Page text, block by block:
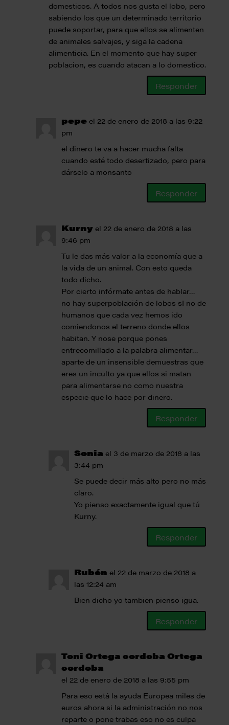
domesticos. A todos nos gusta el lobo, pero
sabiendo los que un determinado territorio
puede soportar, para que ellos se alimenten
de animales salvajes, y siga la cadena
alimenticia. En el momento que hay super
poblacion, es cuando atacan a lo domestico.
Responder
pepe el 22 de enero de 2018 a las 9:22
pm
el dinero te va a hacer mucha falta
cuando esté todo desertizado, pero para
dárselo a monsanto
Responder
Kurny el 22 de enero de 2018 a las
9:46 pm
Tu le das más valor a la economía que a
la vida de un animal. Con esto queda
todo dicho.
Por cierto infórmate antes de hablar…
no hay superpoblación de lobos sI no de
humanos que cada vez hemos ido
comiendonos el terreno donde ellos
habitan. Y nose porque pones
entrecomillado a la palabra alimentar…
aparte de un insensible demuestras que
eres un inculto ya que ellos si matan
para alimentarse no como nuestra
especie que lo hace por dinero.
Responder
Sonia el 3 de marzo de 2018 a las
3:44 pm
Se puede decir más alto pero no más
claro.
Yo pienso exactamente igual que tú
Kurny.
Responder
Rubén el 22 de marzo de 2018 a
las 12:24 am
Bien dicho yo tambien pienso igua.
Responder
Toni Ortega cordoba Ortega
cordoba
el 22 de enero de 2018 a las 9:55 pm
Para eso está la ayuda Europea miles de
euros ahora si la administración no nos
reparte o pone trabas eso no es culpa